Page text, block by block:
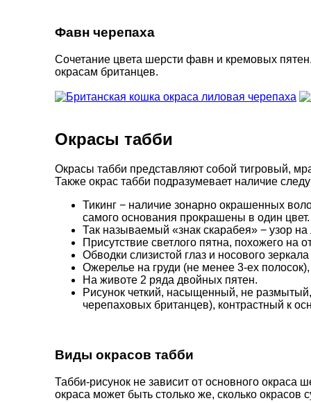
Фавн черепаха
Сочетание цвета шерсти фавн и кремовых
окрасам британцев.
Окрасы табби
Окрасы табби представляют собой тигровый,
Также окрас табби подразумевает наличие
Тикинг − наличие зонарно окрашенных
самого основания прокрашены в один цвет.
Так называемый «знак скарабея» − узор
Присутствие светлого пятна, похожего на
Обводки слизистой глаз и носового
Ожерелье на груди (не менее 3-ех
На животе 2 ряда двойных пятен.
Рисунок четкий, насыщенный, не
черепаховых британцев), контрастный к
Виды окрасов табби
Табби-рисунок не зависит от основного окраса
окраса может быть столько же, сколько окрасов